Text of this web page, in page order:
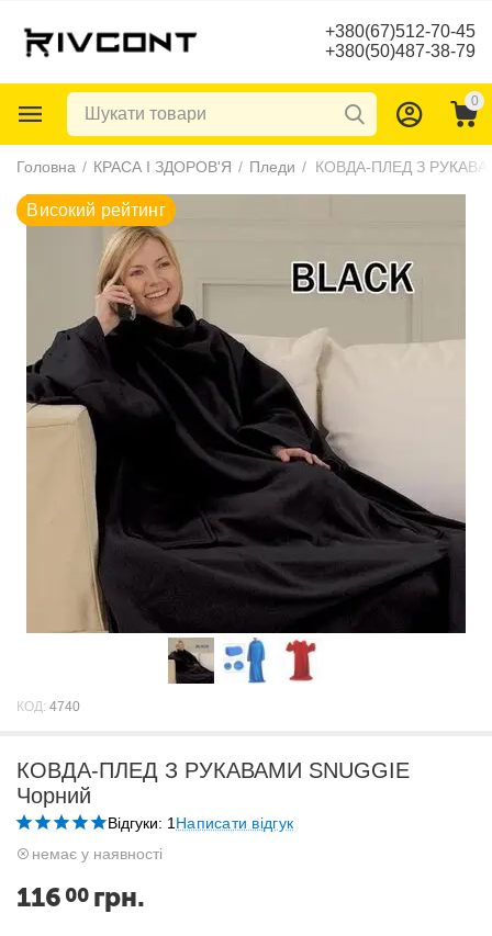
+380(67)512-70-45
+380(50)487-38-79
0
Головна / КРАСА І ЗДОРОВ'Я / Пледи / КОВДА-ПЛЕД З
КОД: 4740
КОВДА-ПЛЕД З РУКАВАМИ SNUGGIE
Чорний
Відгуки: 1 Написати відгук
немає у наявності
116 00 грн.